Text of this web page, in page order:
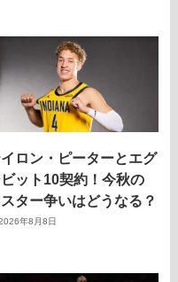
ロン・ピーターとエグ
ット10契約！今秋の
スター争いはどうなる？
年8月8日